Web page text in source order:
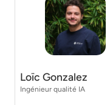
Loïc Gonzalez
Ingénieur qualité IA